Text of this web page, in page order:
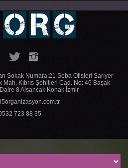
Sokak Numara:21 Seba Ofisleri Sarıyer-
Mah. Kıbrıs Şehitleri Cad. No: 46 Başak
8 Alsancak Konak İzmir
723 88 35